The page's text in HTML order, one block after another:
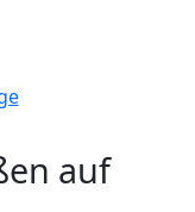
auf